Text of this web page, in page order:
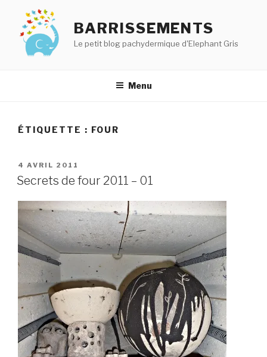
contenu
principal
BARRISSEMENTS
Le petit blog pachydermique d'Elephant Gris
Menu
ÉTIQUETTE : FOUR
PUBLIÉ
LE
4 AVRIL 2011
Secrets de four 2011 – 01